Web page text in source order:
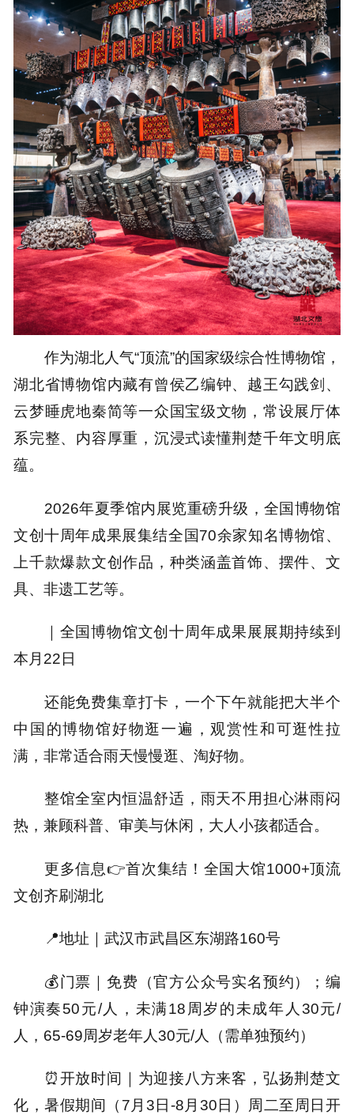
作为湖北人气“顶流”的国家级综合性博物馆，
湖北省博物馆内藏有曾侯乙编钟、越王勾践剑、
云梦睡虎地秦简等一众国宝级文物，常设展厅体
系完整、内容厚重，沉浸式读懂荆楚千年文明底
蕴。
2026年夏季馆内展览重磅升级，全国博物馆
文创十周年成果展集结全国70余家知名博物馆、
上千款爆款文创作品，种类涵盖首饰、摆件、文
具、非遗工艺等。
｜ 全国博物馆文创十周年成果展展期持续到
本月22日
还能免费集章打卡，一个下午就能把大半个
中国的博物馆好物逛一遍， 观赏性和可逛性拉
满，非常适合雨天慢慢逛、淘好物。
整馆全室内恒温舒适，雨天不用担心淋雨闷
热，兼顾科普、审美与休闲，大人小孩都适合。
更多信息👉首次集结！全国大馆1000+顶流
文创齐刷湖北
📍地址｜ 武汉市武昌区东湖路160号
💰门票｜ 免费（官方公众号实名预约）；编
钟演奏50元/人，未满18周岁的未成年人30元/
人，65-69周岁老年人30元/人（需单独预约）
⏰开放时间｜ 为迎接八方来客，弘扬荆楚文
化，暑假期间（7月3日-8月30日）周二至周日开